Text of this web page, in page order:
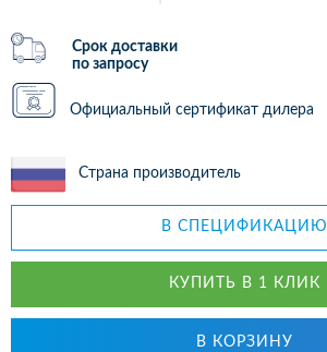
Срок доставки
по запросу
Официальный сертификат дилера
Страна производитель
В СПЕЦИФИКАЦИЮ
КУПИТЬ В 1 КЛИК
В КОРЗИНУ